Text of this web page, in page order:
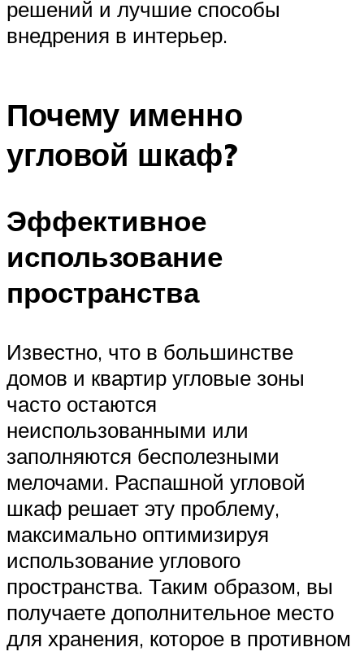
решений и лучшие способы
внедрения в интерьер.
Почему именно
угловой шкаф?
Эффективное
использование
пространства
Известно, что в большинстве
домов и квартир угловые зоны
часто остаются
неиспользованными или
заполняются бесполезными
мелочами. Распашной угловой
шкаф решает эту проблему,
максимально оптимизируя
использование углового
пространства. Таким образом, вы
получаете дополнительное место
для хранения, которое в противном